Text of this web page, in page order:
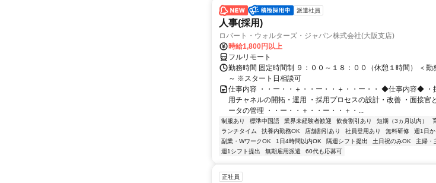
派遣社員
人事(採用)
ロバート・ウォルターズ・ジャパン株式会社(大阪支店)
時給1,800円以上
フルリモート
勤務時間 固定時間制 ９：００～１８：００（休憩１時間） ＜勤
～ ※スタート日相談可
仕事内容 ・・ー・・＋・・ー・・＋・・ー・・ ◆仕事内容◆ ・
用チャネルの開拓・運用 ・採用プロセスの設計・改善 ・面接官
ータの管理 ・・ー・・＋・・ー・・＋・...
制服あり 標準中国語 業界未経験者歓迎 飲食割引あり 短期（3ヵ月以内）
ランチタイム
扶養内勤務OK 店舗割引あり 社員登用あり 無料研修
週1日
副業・WワークOK
1日4時間以内OK 隔週シフト提出 土日祝のみOK
主婦・
週1シフト提出
無期雇用派遣 60代も応募可
正社員